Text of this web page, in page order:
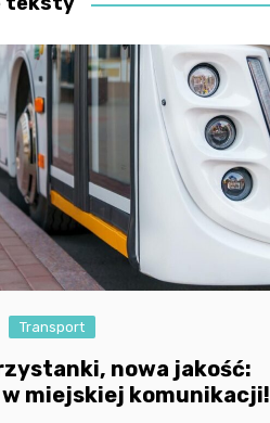
Transport
nowa jakość:
w miejskiej komunikacji!